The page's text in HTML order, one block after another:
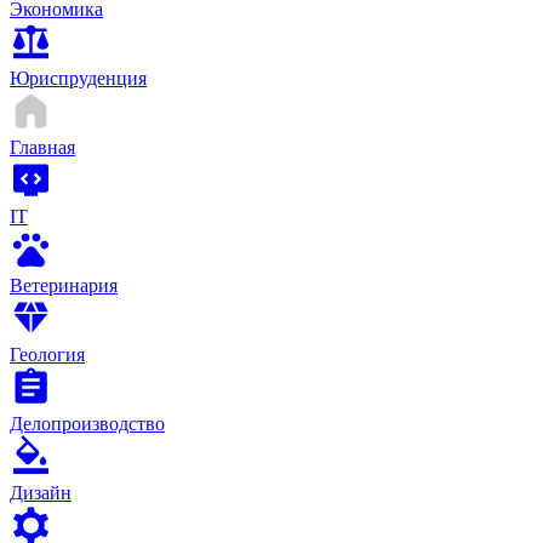
Экономика
Юриспруденция
Главная
IT
Ветеринария
Геология
Делопроизводство
Дизайн